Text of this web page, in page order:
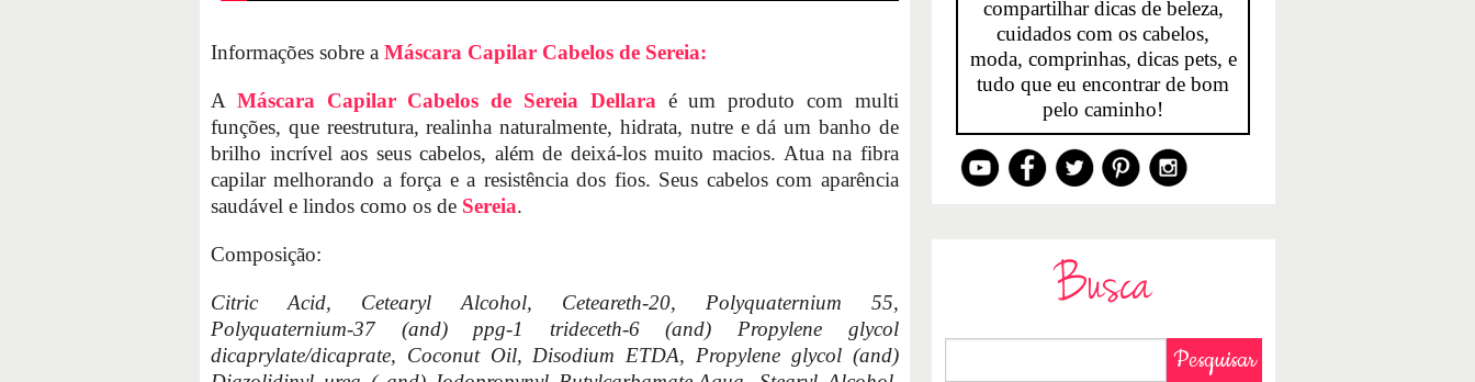
Informações sobre a Máscara Capilar Cabelos de Sereia:
A Máscara Capilar Cabelos de Sereia Dellara é um produto com multi
funções, que reestrutura, realinha naturalmente, hidrata, nutre e dá um banho de
brilho incrível aos seus cabelos, além de deixá-los muito macios. Atua na fibra
capilar melhorando a força e a resistência dos fios. Seus cabelos com aparência
saudável e lindos como os de Sereia.
Composição:
Citric Acid, Cetearyl Alcohol, Ceteareth-20, Polyquaternium 55,
Polyquaternium-37 (and) ppg-1 trideceth-6 (and) Propylene glycol
dicaprylate/dicaprate, Coconut Oil, Disodium ETDA, Propylene glycol (and)
compartilhar dicas de beleza,
cuidados com os cabelos,
moda, comprinhas, dicas pets, e
tudo que eu encontrar de bom
pelo caminho!
Busca